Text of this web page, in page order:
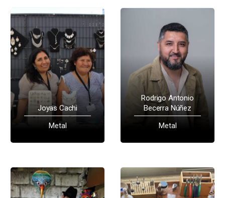
Joyas Cachi
Metal
Rodrigo Antonio
Becerra Núñez
Metal